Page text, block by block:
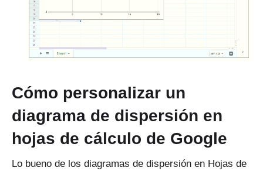
Cómo personalizar un
diagrama de dispersión en
hojas de cálculo de Google
Lo bueno de los diagramas de dispersión en Hojas de